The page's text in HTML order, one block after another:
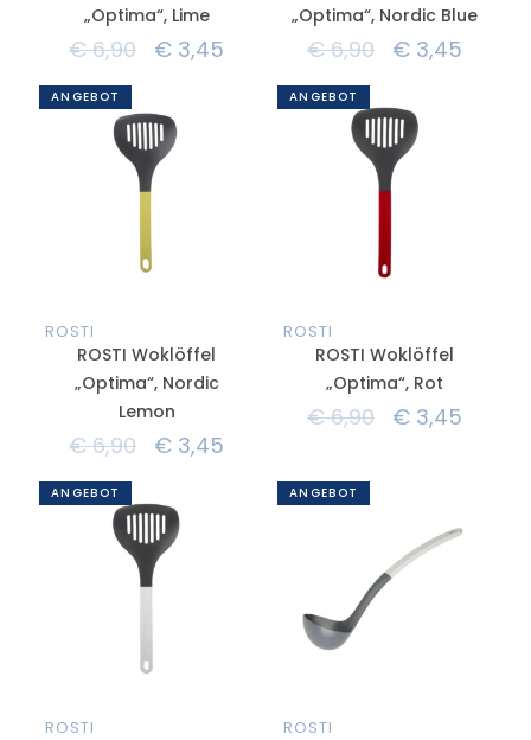
„Optima“, Lime
€6,90 € 3,45
„Optima“, Nordic Blue
€6,90 € 3,45
ANGEBOT
ROSTI
ROSTI Woklöffel
„Optima“, Nordic
Lemon
€6,90 € 3,45
ANGEBOT
ROSTI
ROSTI Woklöffel
„Optima“, Rot
€6,90 € 3,45
ANGEBOT
ROSTI
ANGEBOT
ROSTI